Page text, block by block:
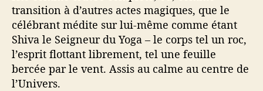
transition à d’autres actes magiques, que le
célébrant médite sur lui-même comme étant
Shiva le Seigneur du Yoga – le corps tel un roc,
l’esprit flottant librement, tel une feuille
bercée par le vent. Assis au calme au centre de
l’Univers.